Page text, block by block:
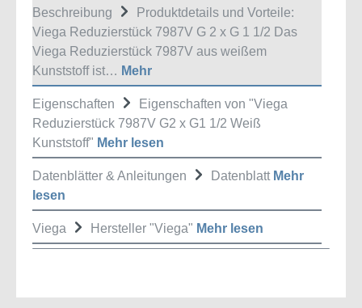
Beschreibung
Produktdetails und Vorteile:
Viega Reduzierstück 7987V G 2 x G 1 1/2 Das
Viega Reduzierstück 7987V aus weißem
Kunststoff ist… Mehr
Eigenschaften
Eigenschaften von "Viega
Reduzierstück 7987V G2 x G1 1/2 Weiß
Kunststoff" Mehr lesen
Datenblätter & Anleitungen Datenblatt Mehr
lesen
Viega Hersteller "Viega" Mehr lesen